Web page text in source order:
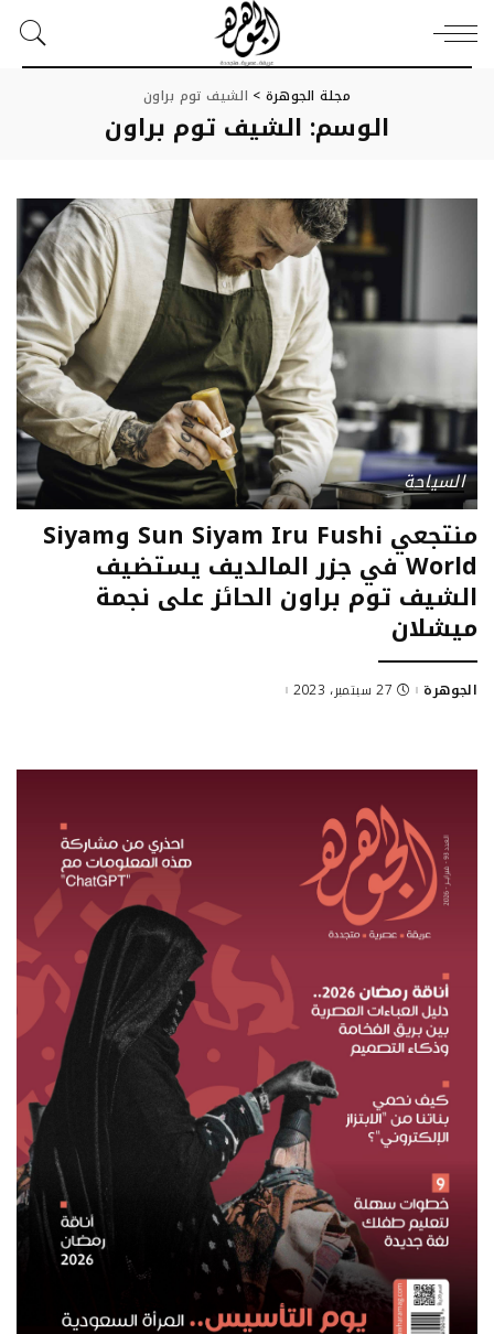
مجلة الجوهرة > الشيف توم براون
الوسم: الشيف توم براون
السياحة
منتجعي Sun Siyam Iru Fushi وSiyam
World في جزر المالديف يستضيف
الشيف توم براون الحائز على نجمة
ميشلان
الجوهرة 27 سبتمبر، 2023